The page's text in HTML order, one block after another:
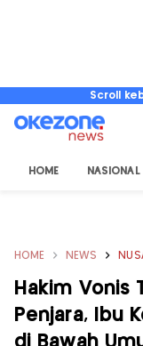
Scroll
HOME NASIONAL
HOME NEWS
Hakim Vonis
Penjara, Ibu
di Bawah